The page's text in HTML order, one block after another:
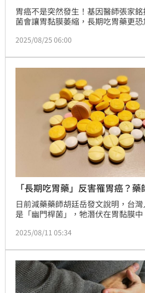
胃癌不是突然發生！基因醫師張家
菌會讓胃黏膜萎縮，長期吃胃藥更
2025/08/25 06:00
「長期吃胃藥」反害罹胃癌？
日前減藥藥師胡廷岳發文說明，台
是「幽門桿菌」，牠潛伏在胃黏膜
降低胃酸殺菌力，讓幽門桿菌趁機入
岳直言，「『長期吃胃藥』會讓人
物甚至不是胃癌主因。」
2025/08/11 05:34